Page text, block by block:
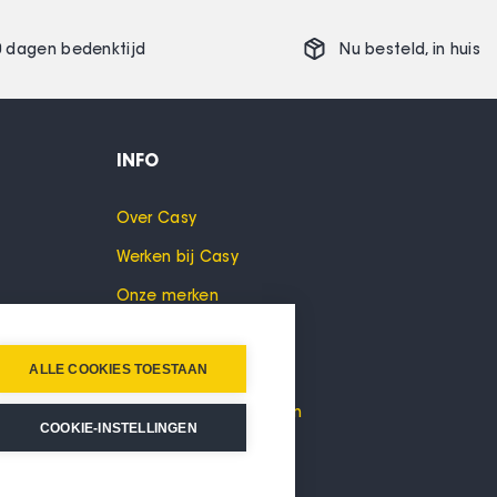
dagen bedenktijd Nu besteld, in huis
INFO
Over Casy
Werken bij Casy
Onze merken
Privacyverklaring
Algemene voorwaarden
ALLE COOKIES TOESTAAN
COOKIE-INSTELLINGEN